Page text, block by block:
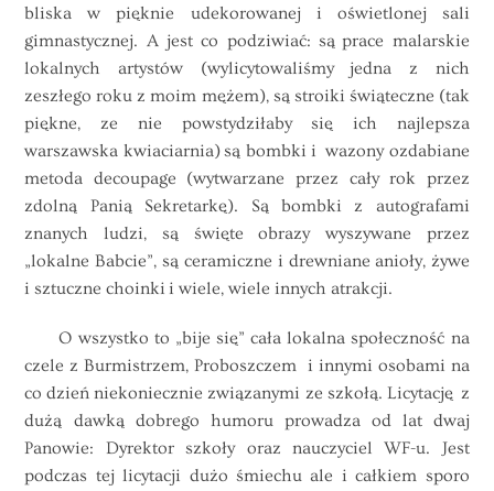
bliska w pięknie udekorowanej i oświetlonej sali
gimnastycznej. A jest co podziwiać: są prace malarskie
lokalnych artystów (wylicytowaliśmy jedna z nich
zeszłego roku z moim mężem), są stroiki świąteczne (tak
piękne, ze nie powstydziłaby się ich najlepsza
warszawska kwiaciarnia) są bombki i wazony ozdabiane
metoda decoupage (wytwarzane przez cały rok przez
zdolną Panią Sekretarkę). Są bombki z autografami
znanych ludzi, są święte obrazy wyszywane przez
„lokalne Babcie”, są ceramiczne i drewniane anioły, żywe
i sztuczne choinki i wiele, wiele innych atrakcji.
O wszystko to „bije się” cała lokalna społeczność na
czele z Burmistrzem, Proboszczem i innymi osobami na
co dzień niekoniecznie związanymi ze szkołą. Licytację z
dużą dawką dobrego humoru prowadza od lat dwaj
Panowie: Dyrektor szkoły oraz nauczyciel WF-u. Jest
podczas tej licytacji dużo śmiechu ale i całkiem sporo